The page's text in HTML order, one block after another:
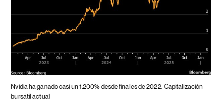
Nvidia ha ganado casi un 1.200% desde finales de 2022. Capitalización
bursátil actual